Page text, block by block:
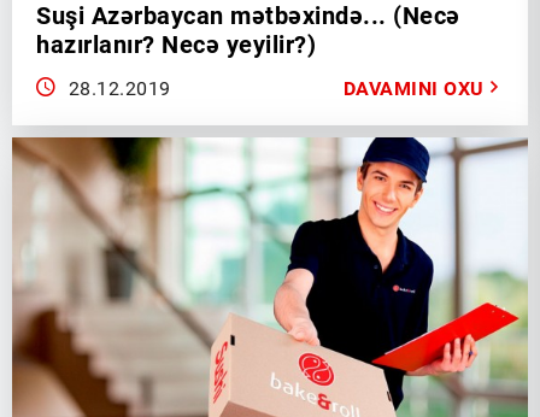
Suşi Azərbaycan mətbəxində... (Necə
hazırlanır? Necə yeyilir?)
28.12.2019 DAVAMINI OXU